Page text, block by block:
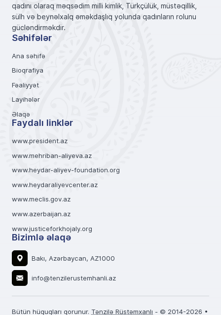
qadını olaraq məqsədim milli kimlik, Türkçülük, müstəqillik,
sülh və beynəlxalq əməkdaşlıq yolunda qadınların rolunu
gücləndirməkdir.
Səhifələr
Ana səhifə
Bioqrafiya
Fəaliyyət
Layihələr
Əlaqə
Faydalı linklər
www.president.az
www.mehriban-aliyeva.az
www.heydar-aliyev-foundation.org
www.heydaraliyevcenter.az
www.meclis.gov.az
www.azerbaijan.az
www.justiceforkhojaly.org
Bizimlə əlaqə
Bakı, Azərbaycan, AZ1000
info@tenzilerustemhanli.az
Bütün hüquqları qorunur. Tənzilə Rüstəmxanlı - © 2014-2026 •